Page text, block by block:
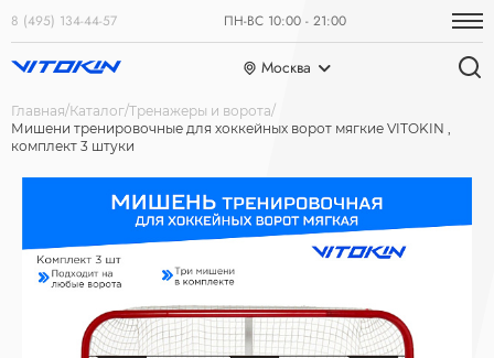
8 (495) 134-44-57 ПН-ВС 10:00 - 21:00
Москва
Главная Каталог Тренажеры и ворота
Мишени тренировочные для хоккейных ворот мягкие VITOKIN ,
комплект 3 штуки